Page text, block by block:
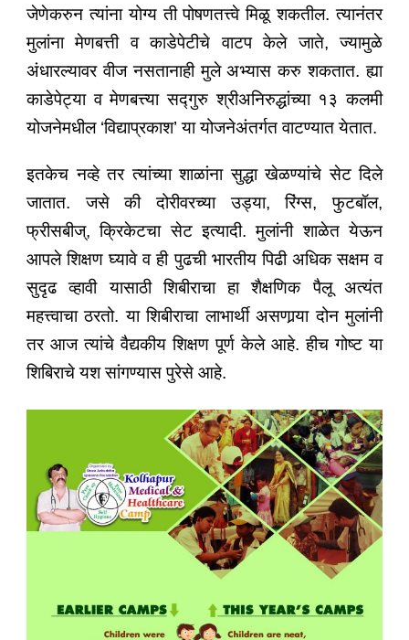
जेणेकरुन त्यांना योग्य ती पोषणतत्त्वे मिळू शकतील. त्यानंतर
मुलांना मेणबत्ती व काडेपेटीचे वाटप केले जाते, ज्यामुळे
अंधारल्यावर वीज नसतानाही मुले अभ्यास करु शकतात. ह्या
काडेपेट्या व मेणबत्त्या सद्गुरु श्रीअनिरुद्धांच्या १३ कलमी
योजनेमधील ‘विद्याप्रकाश’ या योजनेअंतर्गत वाटण्यात येतात.
इतकेच नव्हे तर त्यांच्या शाळांना सुद्धा खेळण्यांचे सेट दिले
जातात. जसे की दोरीवरच्या उड्या, रिंग्स, फुटबॉल,
फ्रीसबीज्‌, क्रिकेटचा सेट इत्यादी. मुलांनी शाळेत येऊन
आपले शिक्षण घ्यावे व ही पुढची भारतीय पिढी अधिक सक्षम व
सुदृढ व्हावी यासाठी शिबीराचा हा शैक्षणिक पैलू अत्यंत
महत्त्वाचा ठरतो. या शिबीराचा लाभार्थी असणार्‍या दोन मुलांनी
तर आज त्यांचे वैद्यकीय शिक्षण पूर्ण केले आहे. हीच गोष्ट या
शिबिराचे यश सांगण्यास पुरेसे आहे.